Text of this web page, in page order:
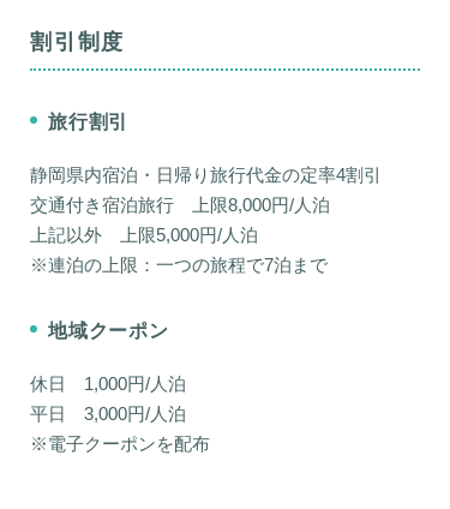
割引制度
旅行割引
静岡県内宿泊・日帰り旅行代金の定率4割引
交通付き宿泊旅行 上限8,000円/人泊
上記以外 上限5,000円/人泊
※連泊の上限：一つの旅程で7泊まで
地域クーポン
休日 1,000円/人泊
平日 3,000円/人泊
※電子クーポンを配布